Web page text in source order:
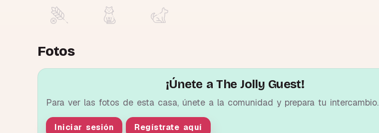
Fotos
¡Únete a The Jolly Guest!
Para ver las fotos de esta casa, únete a la comunidad y prepara tu intercambio.
Iniciar sesión Regístrate aquí